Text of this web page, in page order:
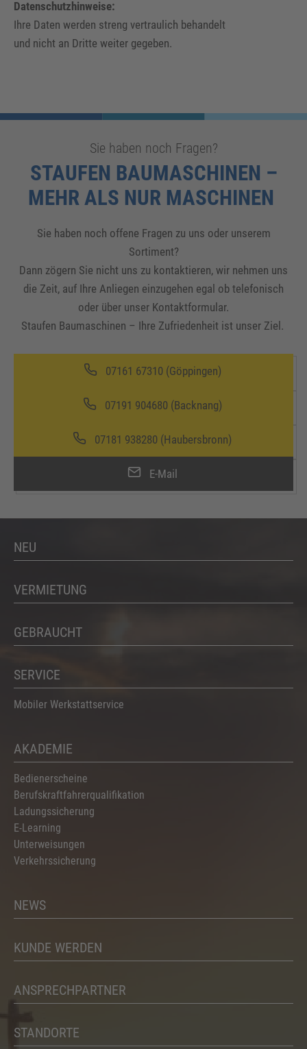
Datenschutzhinweise:
Ihre Daten werden streng vertraulich behandelt
und nicht an Dritte weiter gegeben.
Sie haben noch Fragen?
STAUFEN BAUMASCHINEN –
MEHR ALS NUR MASCHINEN
Sie haben noch offene Fragen zu uns oder unserem
Sortiment?
Dann zögern Sie nicht uns zu kontaktieren, wir nehmen uns
die Zeit, auf Ihre Anliegen einzugehen egal ob telefonisch
oder über unser Kontaktformular.
Staufen Baumaschinen – Ihre Zufriedenheit ist unser Ziel.
07161 67310 (Göppingen)
07191 904680 (Backnang)
07181 938280 (Haubersbronn)
E-Mail
NEU
VERMIETUNG
GEBRAUCHT
SERVICE
Mobiler Werkstattservice
AKADEMIE
Bedienerscheine
Berufskraftfahrerqualifikation
Ladungssicherung
E-Learning
Unterweisungen
Verkehrssicherung
NEWS
KUNDE WERDEN
ANSPRECHPARTNER
STANDORTE